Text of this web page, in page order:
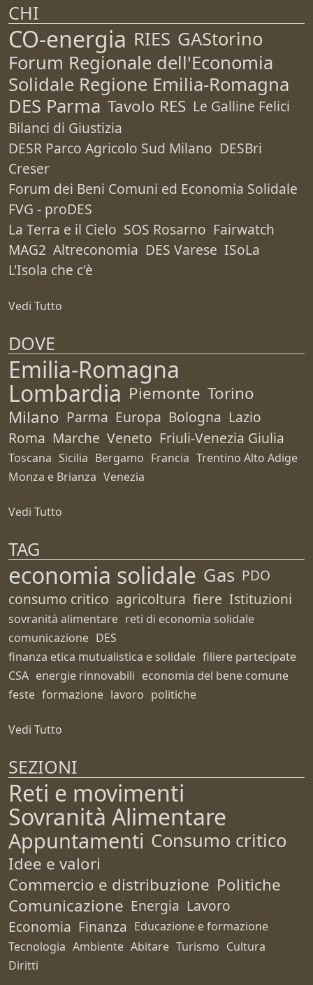
CHI
CO-energia RIES GAStorino
Forum Regionale dell'Economia
Solidale Regione Emilia-Romagna
DES Parma Tavolo RES Le Galline Felici
Bilanci di Giustizia
DESR Parco Agricolo Sud Milano DESBri
Creser
Forum dei Beni Comuni ed Economia Solidale
FVG - proDES
La Terra e il Cielo SOS Rosarno Fairwatch
MAG2 Altreconomia DES Varese ISoLa
L'Isola che c'è
Vedi Tutto
DOVE
Emilia-Romagna
Lombardia Piemonte Torino
Milano Parma Europa Bologna Lazio
Roma Marche Veneto Friuli-Venezia Giulia
Toscana Sicilia Bergamo Francia Trentino Alto Adige
Monza e Brianza Venezia
Vedi Tutto
TAG
economia solidale Gas PDO
consumo critico agricoltura fiere Istituzioni
sovranità alimentare reti di economia solidale
comunicazione DES
finanza etica mutualistica e solidale filiere partecipate
CSA energie rinnovabili economia del bene comune
feste formazione lavoro politiche
Vedi Tutto
SEZIONI
Reti e movimenti
Sovranità Alimentare
Appuntamenti Consumo critico
Idee e valori
Commercio e distribuzione Politiche
Comunicazione Energia Lavoro
Economia Finanza Educazione e formazione
Tecnologia Ambiente Abitare Turismo Cultura
Diritti